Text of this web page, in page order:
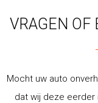
VRAGEN OF
Mocht uw auto
dat wij deze eerder